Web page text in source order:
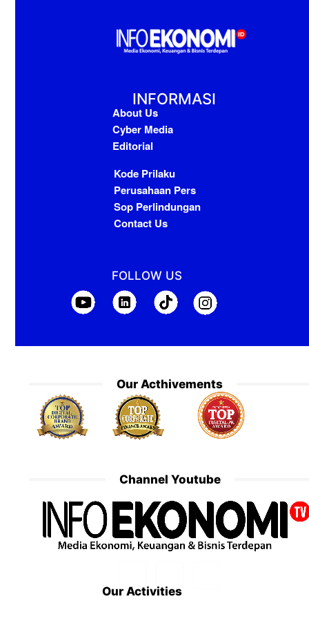
INFORMASI
About Us
Cyber Media
Editorial
Kode Prilaku
Perusahaan Pers
Sop Perlindungan
Contact Us
FOLLOW US
Our Acthivements
Channel Youtube
Our Activities